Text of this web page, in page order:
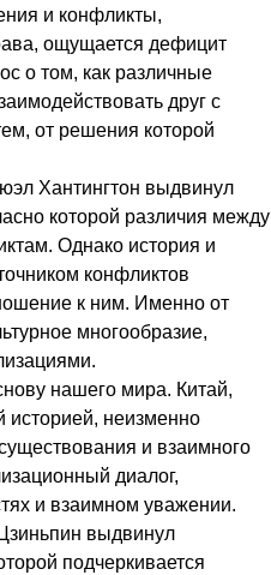
и конфликты,
ощущается дефицит
о том, как различные
друг с
от решения которой
Хантингтон выдвинул
которой различия между
Однако история и
конфликтов
к ним. Именно от
многообразие,
нашего мира. Китай,
историей, неизменно
и взаимного
диалог,
и взаимном уважении.
выдвинул
подчеркивается